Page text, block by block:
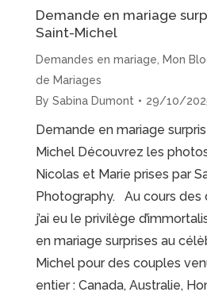
Demande en mariage
Saint-Michel
Demandes en mariage Mon
de Mariages
By Sabina Dumont 29/10/
Demande en mariage
Michel Découvrez les
Nicolas et Marie prises par
Photography. Au cours des
j’ai eu le privilège
en mariage surprises au
Michel pour des couples
entier : Canada, Australie,